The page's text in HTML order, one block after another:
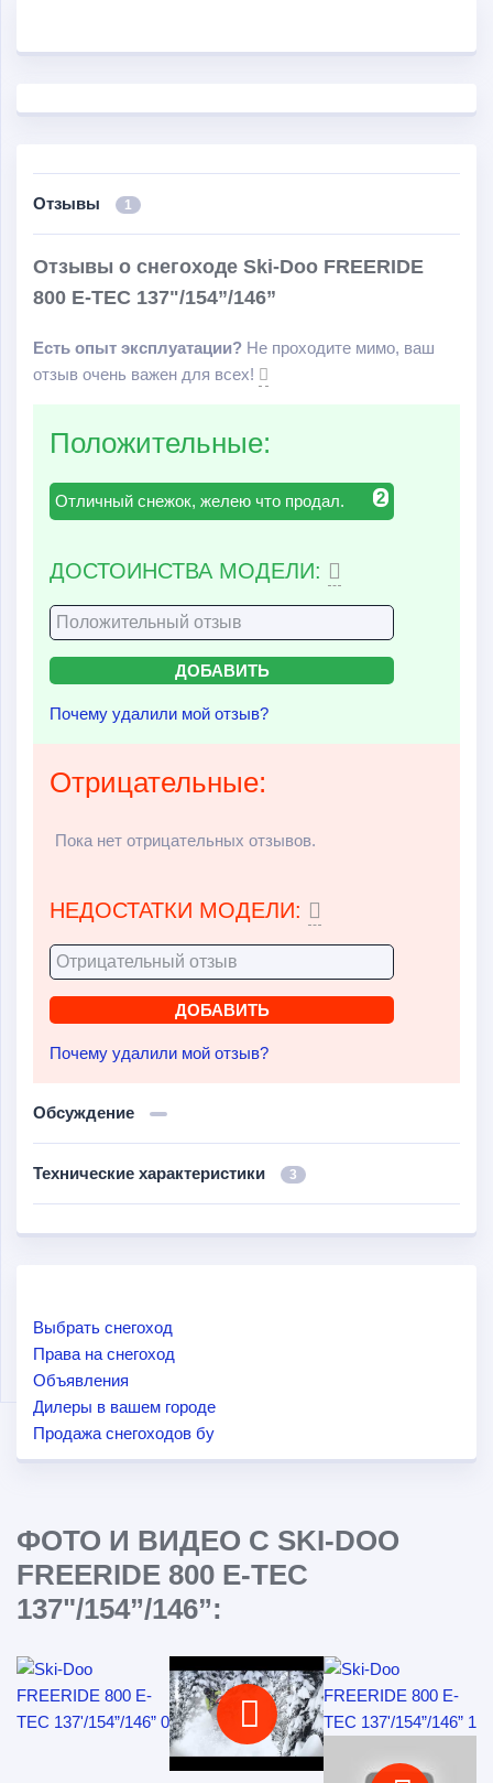
Отзывы 1
Отзывы о снегоходе Ski-Doo FREERIDE
800 E-TEC 137"/154”/146”
Есть опыт эксплуатации? Не проходите мимо, ваш
отзыв очень важен для всех!
Положительные:
2
Отличный снежок, желею что продал.
ДОСТОИНСТВА МОДЕЛИ:
Почему удалили мой отзыв?
Отрицательные:
Пока нет отрицательных отзывов.
НЕДОСТАТКИ МОДЕЛИ:
Почему удалили мой отзыв?
Обсуждение
Технические характеристики 3
Выбрать снегоход
Права на снегоход
Объявления
Дилеры в вашем городе
Продажа снегоходов бу
ФОТО И ВИДЕО С SKI-DOO
FREERIDE 800 E-TEC
137"/154”/146”: